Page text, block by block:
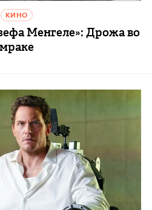
КИНО
Менгеле»: Дрожа во
мраке